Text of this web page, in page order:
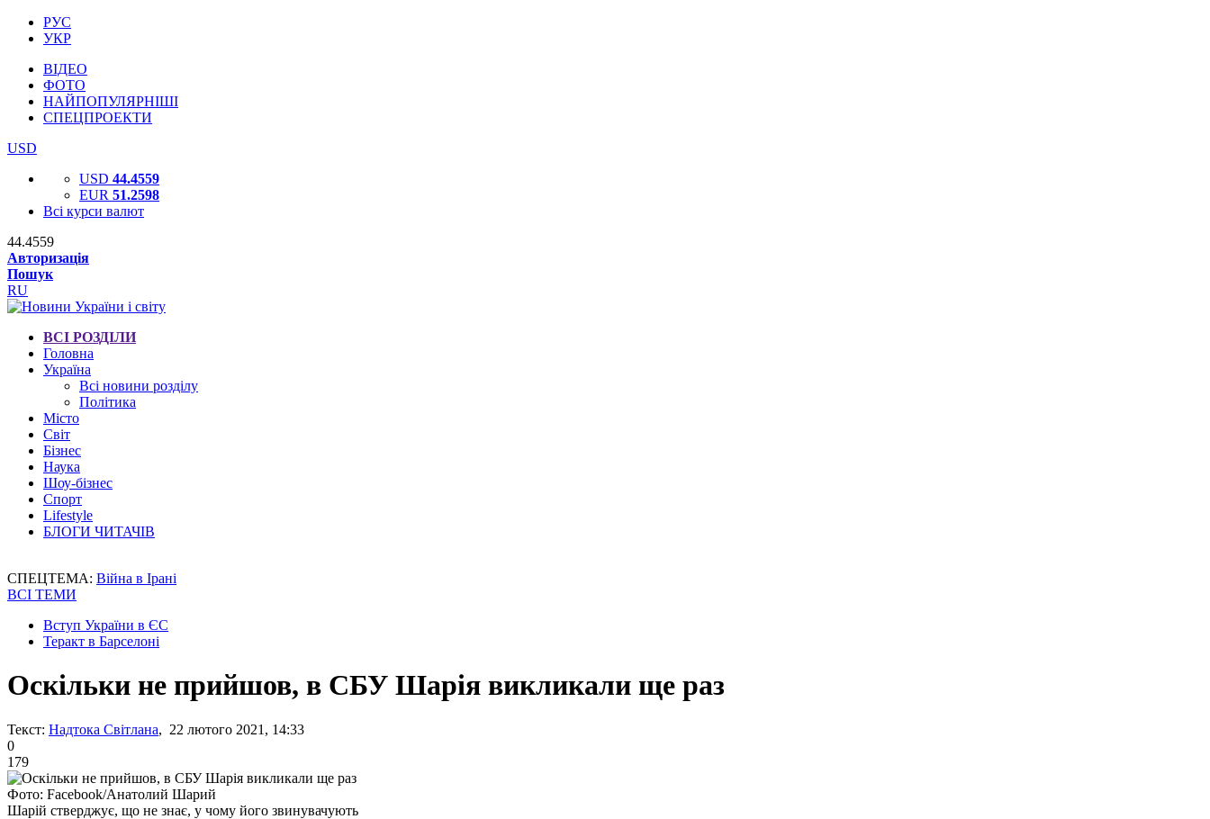
РУС
УКР
ВІДЕО
ФОТО
НАЙПОПУЛЯРНІШІ
СПЕЦПРОЕКТИ
USD
USD 44.4559
EUR 51.2598
Всі курси валют
44.4559
Авторизація
Пошук
RU
ВСІ РОЗДІЛИ
Головна
Україна
Всі новини розділу
Політика
Місто
Світ
Бізнес
Наука
Шоу-бізнес
Спорт
Lifestyle
БЛОГИ ЧИТАЧІВ
СПЕЦТЕМА: Війна в Ірані
ВСІ ТЕМИ
Вступ України в ЄС
Теракт в Барселоні
Оскільки не прийшов, в СБУ Шарія викликали ще раз
Текст: Надтока Світлана, 22 лютого 2021, 14:33
0
179
Фото: Facebook/Анатолий Шарий
Шарій стверджує, що не знає, у чому його звинувачують